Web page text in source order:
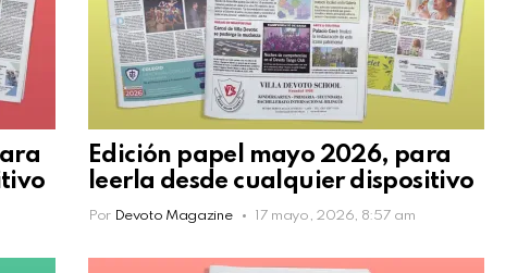
Edición papel mayo 2026, para
leerla desde cualquier dispositivo
Por Devoto Magazine 17 mayo, 2026, 8:57 am